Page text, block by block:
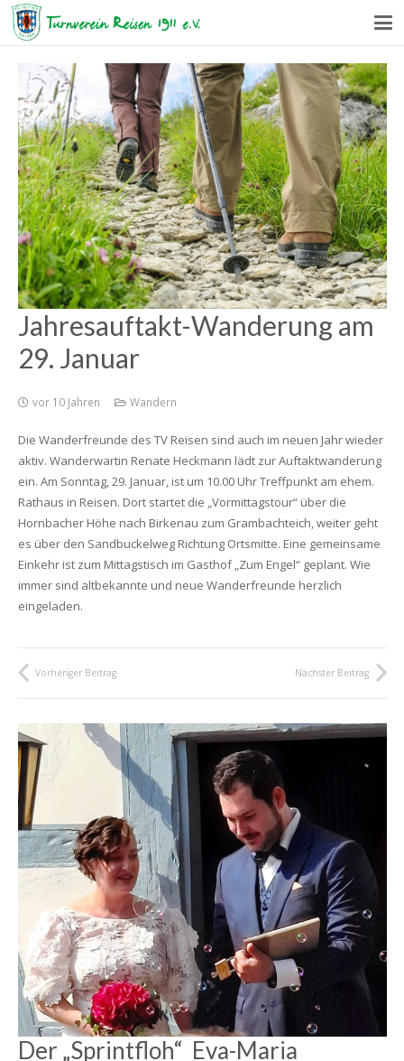
Jahresauftakt-Wanderung am
29. Januar
vor 10 Jahren Wandern
Die Wanderfreunde des TV Reisen sind auch im neuen Jahr wieder
aktiv. Wanderwartin Renate Heckmann lädt zur Auftaktwanderung
ein. Am Sonntag, 29. Januar, ist um 10.00 Uhr Treffpunkt am ehem.
Rathaus in Reisen. Dort startet die „Vormittagstour“ über die
Hornbacher Höhe nach Birkenau zum Grambachteich, weiter geht
es über den Sandbuckelweg Richtung Ortsmitte. Eine gemeinsame
Einkehr ist zum Mittagstisch im Gasthof „Zum Engel“ geplant. Wie
immer sind altbekannte und neue Wanderfreunde herzlich
eingeladen.
Vorheriger Beitrag Nächster Beitrag
Der „Sprintfloh“ Eva-Maria